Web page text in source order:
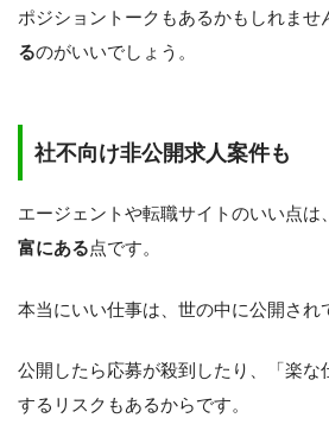
ポジショントークもあるかもしれませ
るのがいいでしょう。
社不向け非公開求人案件も
エージェントや転職サイトのいい点は、
富にある点です。
本当にいい仕事は、世の中に公開され
公開したら応募が殺到したり、「楽な
するリスクもあるからです。